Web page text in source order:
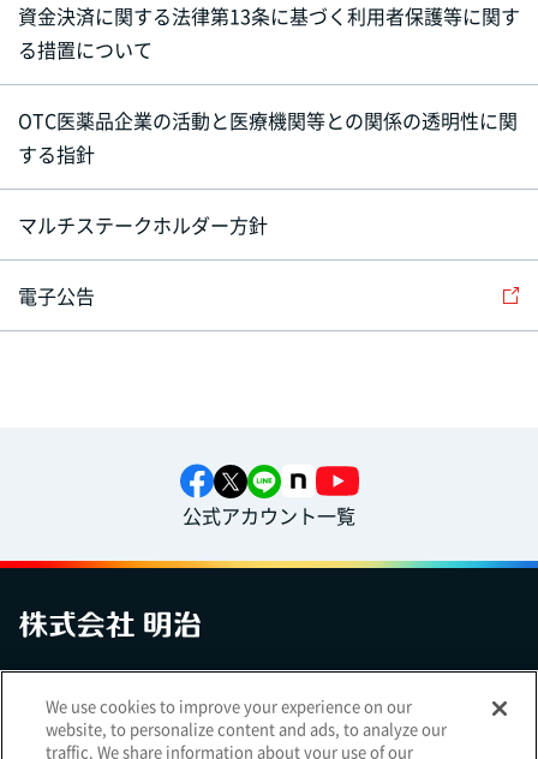
資金決済に関する法律第13条に基づく利用者保護等に関す
る措置について
OTC医薬品企業の活動と医療機関等との関係の透明性に関
する指針
マルチステークホルダー方針
電子公告
公式アカウント一覧
アクセシビリティへの対応方針ご利用規約明治グループのDX
Cookie Settings
We use cookies to improve your experience on our
website, to personalize content and ads, to analyze our
traffic. We share information about your use of our